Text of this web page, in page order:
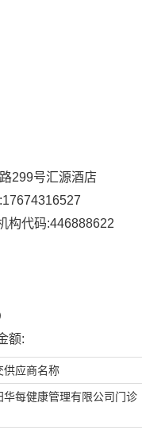
299号汇源酒店
构代码:446888622
额:
供应商名称
华每健康管理有限公司门诊